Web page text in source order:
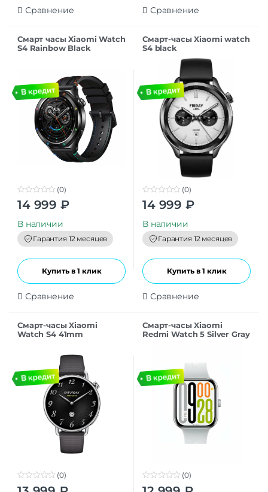
Сравнение Сравнение
Смарт часы Xiaomi Watch
S4 Rainbow Black
0
t
o
f
5
(0)
14 999 ₽
В наличии
Гарантия 12 месяцев
Купить в 1 клик
Сравнение
Смарт-часы Xiaomi watch
S4 black
0
t
o
f
5
(0)
14 999 ₽
В наличии
Гарантия 12 месяцев
Купить в 1 клик
Сравнение
Смарт-часы Xiaomi
Watch S4 41mm
0
(0)
Смарт-часы Xiaomi
Redmi Watch 5 Silver Gray
0
(0)